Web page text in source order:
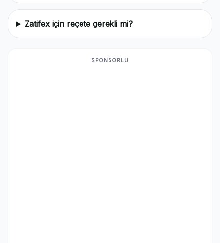
Zatifex için reçete gerekli mi?
SPONSORLU